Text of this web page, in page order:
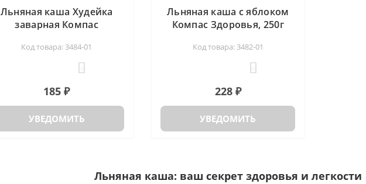
Льняная каша Худейка
заварная Компас
Код товара: 3484-01
185 ₽
УВЕДОМИТЬ
Льняная каша с яблоком
Компас Здоровья, 250г
Код товара: 3482-01
228 ₽
УВЕДОМИТЬ
Льняная каша: ваш секрет здоровья и легкости